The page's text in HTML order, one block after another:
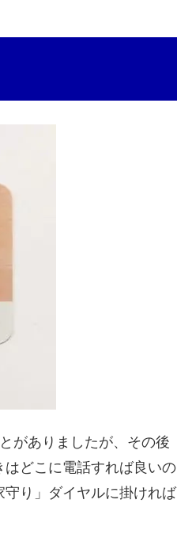
がありましたが、その後
どこに電話すれば良いの
り」ダイヤルに掛ければ